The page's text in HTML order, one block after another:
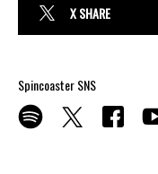
X SHARE
Spincoaster SNS